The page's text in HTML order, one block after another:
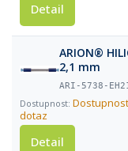
Detail
ARION®
2,1 mm
ARI-5738-
dotaz
Detail